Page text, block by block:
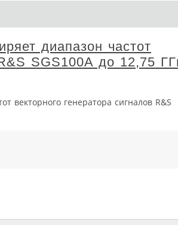
диапазон частот
SGS100A до 12,75
векторного генератора сигналов R&S